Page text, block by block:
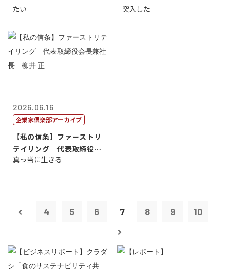
たい
突入した
2026.06.16
企業家倶楽部アーカイブ
【私の信条】ファーストリ
テイリング 代表取締役会
長兼社長 柳...
真っ当に生きる
4 5 6 7 8 9 10